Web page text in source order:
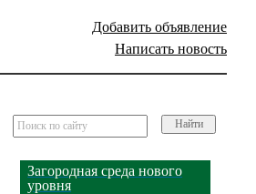
Добавить объявление
Написать новость
Найти
Загородная среда нового
уровня